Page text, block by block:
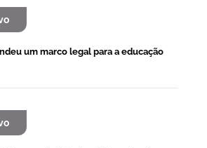
um marco legal para a educação